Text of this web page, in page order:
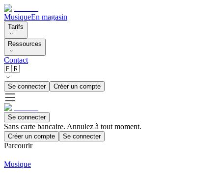
MusiqueEn magasin
Tarifs
Ressources
Contact
🇫🇷
Se connecter Créer un compte
Se connecter
Sans carte bancaire. Annulez à tout moment.
Créer un compte Se connecter
Parcourir
Musique